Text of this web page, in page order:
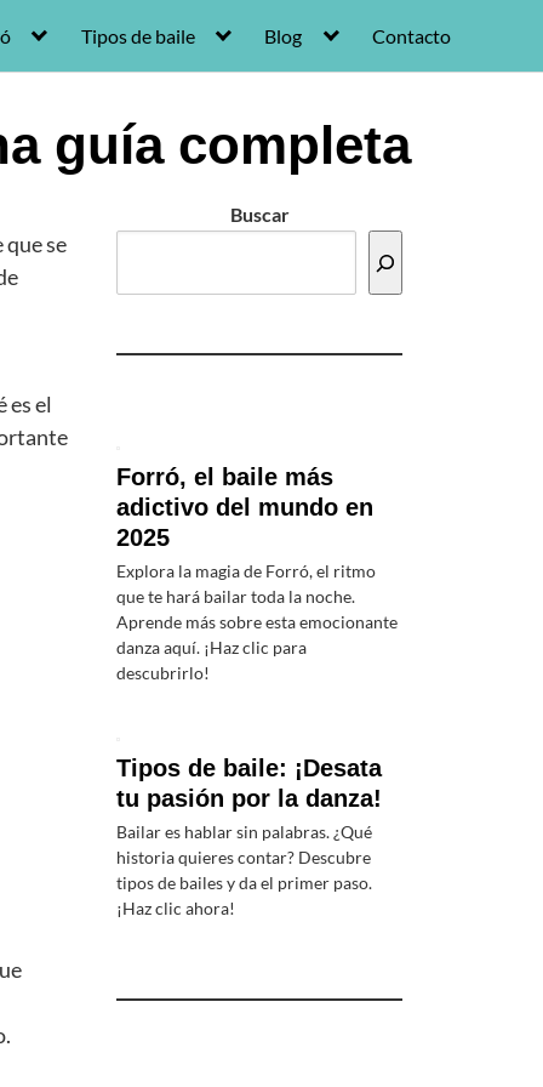
Tipos de baile Blog Contacto
guía completa
que se
es el
Buscar
Forró, el baile más
adictivo del mundo en
2025
Explora la magia de Forró, el ritmo
que te hará bailar toda la noche.
Aprende más sobre esta emocionante
danza aquí. ¡Haz clic para
descubrirlo!
Tipos de baile: ¡Desata
tu pasión por la danza!
Bailar es hablar sin palabras. ¿Qué
historia quieres contar? Descubre
tipos de bailes y da el primer paso.
¡Haz clic ahora!